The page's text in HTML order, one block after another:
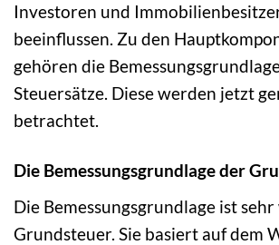
Investoren und
beeinflussen. Zu den
gehören die
Steuersätze. Diese werden jetzt
betrachtet.
Die Bemessungsgrundlage der
Die Bemessungsgrundlage ist
Grundsteuer. Sie basiert auf dem